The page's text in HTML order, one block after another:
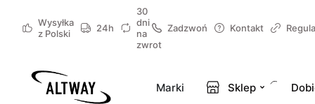
Wysyłka
z Polski
24h
30
dni
na
zwrot
Zadzwoń Kontakt
Marki Sklep